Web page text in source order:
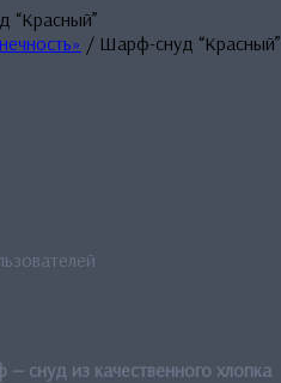
“Красный”
/ Шарф-снуд “Красный”
снуд из качественного хлопка